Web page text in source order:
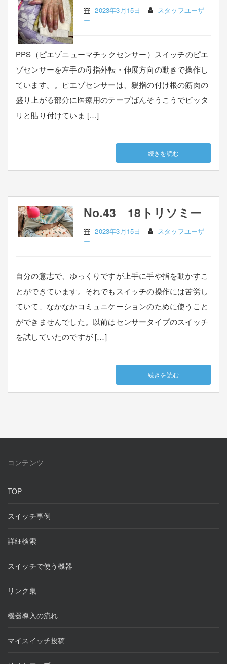
2023年3月15日
スタッフユーザ
ー
PPS（ピエゾニューマチックセンサー）スイッチのピエ
ゾセンサーを左手の母指外転・伸展方向の動きで操作し
ています。。ピエゾセンサーは、親指の付け根の筋肉の
盛り上がる部分に医療用のテープばんそうこうでピッタ
リと貼り付けていま […]
続きを読む
No.43 18トリソミー
2023年3月15日
スタッフユーザ
ー
自分の意志で、ゆっくりですが上手に手や指を動かすこ
とができています。それでもスイッチの操作には苦労し
ていて、なかなかコミュニケーションのために使うこと
ができませんでした。以前はセンサータイプのスイッチ
を試していたのですが […]
続きを読む
コンテンツ
TOP
スイッチ事例
詳細検索
スイッチで使う機器
リンク集
機器導入の流れ
マイスイッチ投稿